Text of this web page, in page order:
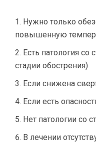
Нужно только
повышенную
Есть патология
стадии обострения)
Если снижена
Если есть
Нет патологии со
В лечении